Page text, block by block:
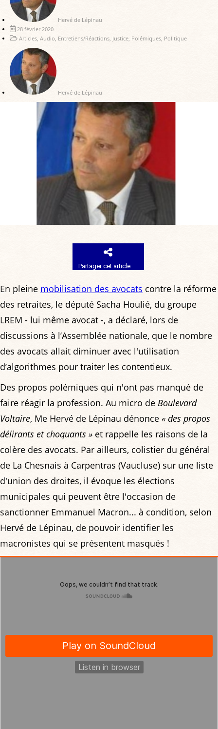
Hervé de Lépinau
28 février 2020
Articles, Audio, Entretiens/Réactions, Justice, Polémiques, Politique
Hervé de Lépinau
Partager cet article
En pleine mobilisation des avocats contre la réforme
des retraites, le député Sacha Houlié, du groupe
LREM - lui même avocat -, a déclaré, lors de
discussions à l’Assemblée nationale, que le nombre
des avocats allait diminuer avec l'utilisation
d’algorithmes pour traiter les contentieux.
Des propos polémiques qui n'ont pas manqué de
faire réagir la profession. Au micro de Boulevard
Voltaire, Me Hervé de Lépinau dénonce « des propos
délirants et choquants » et rappelle les raisons de la
colère des avocats. Par ailleurs, colistier du général
de La Chesnais à Carpentras (Vaucluse) sur une liste
d'union des droites, il évoque les élections
municipales qui peuvent être l'occasion de
sanctionner Emmanuel Macron... à condition, selon
Hervé de Lépinau, de pouvoir identifier les
macronistes qui se présentent masqués !